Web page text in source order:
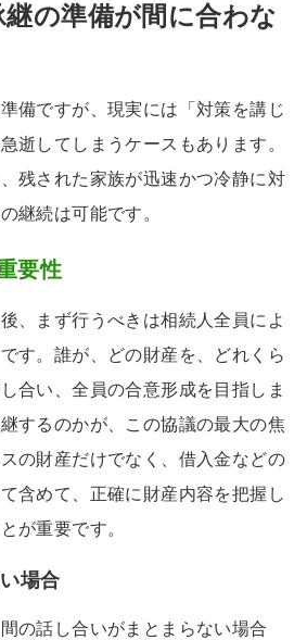
継の準備が間に合わな
備ですが、現実には「対策を講じ
逝してしまうケースもあります。
残された家族が迅速かつ冷静に対
継続は可能です。
要性
、まず行うべきは相続人全員によ
す。誰が、どの財産を、どれくら
合い、全員の合意形成を目指しま
するのかが、この協議の最大の焦
の財産だけでなく、借入金などの
含めて、正確に財産内容を把握し
が重要です。
場合
の話し合いがまとまらない場合